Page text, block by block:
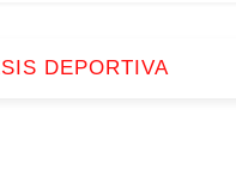
DEPORTIVA